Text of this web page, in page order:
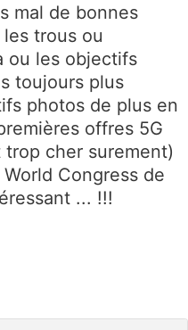
mal de bonnes
trous ou
ou les objectifs
toujours plus
photos de plus en
offres 5G
cher surement)
Congress de
... !!!